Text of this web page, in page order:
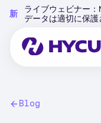
content
新
ライブウェビナー：
データは適切に保護
Blog